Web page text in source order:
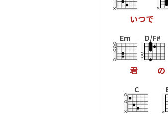
いつで
Em
君
D/F#
の
C